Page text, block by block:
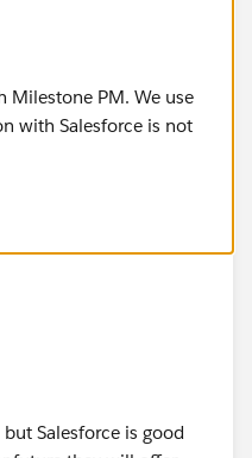
Milestone PM. We use
with Salesforce is not
Salesforce is good